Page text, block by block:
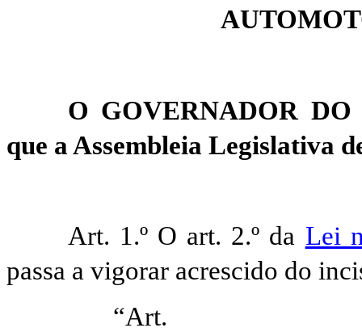
O GOVERNADOR
que aAssembleia Legislativa
Art. 1.º O art. 2.º da Lei
passa a vigorar acrescido do